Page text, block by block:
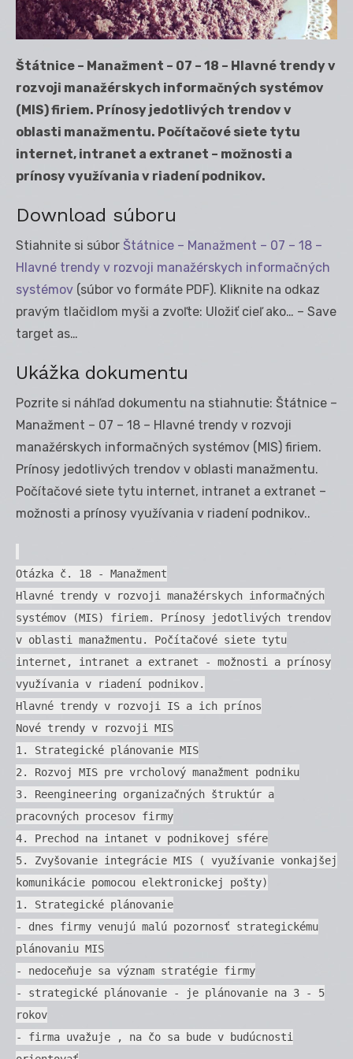
Štátnice – Manažment – 07 – 18 – Hlavné trendy v
rozvoji manažérskych informačných systémov
(MIS) firiem. Prínosy jedotlivých trendov v
oblasti manažmentu. Počítačové siete tytu
internet, intranet a extranet – možnosti a
prínosy využívania v riadení podnikov.
Download súboru
Stiahnite si súbor Štátnice – Manažment – 07 – 18 –
Hlavné trendy v rozvoji manažérskych informačných
systémov (súbor vo formáte PDF). Kliknite na odkaz
pravým tlačidlom myši a zvoľte: Uložiť cieľ ako… – Save
target as…
Ukážka dokumentu
Pozrite si náhľad dokumentu na stiahnutie: Štátnice –
Manažment – 07 – 18 – Hlavné trendy v rozvoji
manažérskych informačných systémov (MIS) firiem.
Prínosy jedotlivých trendov v oblasti manažmentu.
Počítačové siete tytu internet, intranet a extranet –
možnosti a prínosy využívania v riadení podnikov..
Otázka č. 18 - Manažment
Hlavné trendy v rozvoji manažérskych informačných
systémov (MIS) firiem. Prínosy jedotlivých trendov
v oblasti manažmentu. Počítačové siete tytu
internet, intranet a extranet - možnosti a prínosy
využívania v riadení podnikov.
Hlavné trendy v rozvoji IS a ich prínos
Nové trendy v rozvoji MIS
1. Strategické plánovanie MIS
2. Rozvoj MIS pre vrcholový manažment podniku
3. Reengineering organizačných štruktúr a
pracovných procesov firmy
4. Prechod na intanet v podnikovej sfére
5. Zvyšovanie integrácie MIS ( využívanie vonkajšej
komunikácie pomocou elektronickej pošty)
1. Strategické plánovanie
- dnes firmy venujú malú pozornosť strategickému
plánovaniu MIS
- nedoceňuje sa význam stratégie firmy
- strategické plánovanie - je plánovanie na 3 - 5
rokov
- firma uvažuje , na čo sa bude v budúcnosti